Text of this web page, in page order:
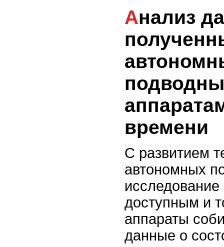
Анализ данных,
времени
С развитием
автономных
доступным и
аппараты
данные о